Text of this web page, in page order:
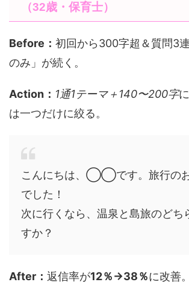
（32歳・保育士）
Before： 初回から300字超＆質問3
のみ」が続く。
Action： 1通1テーマ＋140〜200字
は一つだけに絞る。
こんにちは、◯◯です。旅行の
でした！
次に行くなら、温泉と島旅のどち
すか？
After： 返信率が12％→38％に改善